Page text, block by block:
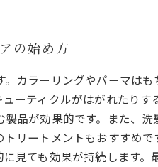
の始め方
カラーリングやパーマは
ーティクルがはがれたり
品が効果的です。また、
リートメントもおすすめ
見ても効果が持続します